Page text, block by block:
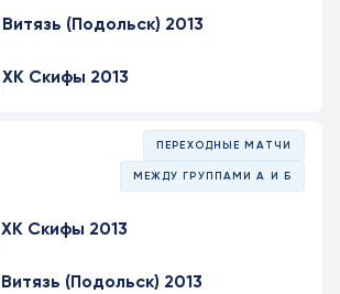
Витязь (Подольск) 2013
ХК Скифы 2013
ПЕРЕХОДНЫЕ МАТЧИ
МЕЖДУ ГРУППАМИ А И Б
ХК Скифы 2013
Витязь (Подольск) 2013